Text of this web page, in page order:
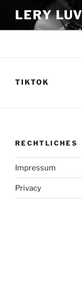
Inhalt
springen
LERY LUV
TIKTOK
RECHTLICHES
Impressum
Privacy